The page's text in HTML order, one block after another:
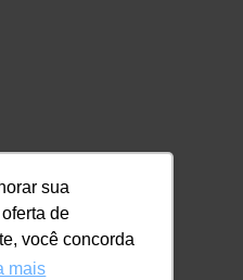
sua
de
você concorda
mais
E